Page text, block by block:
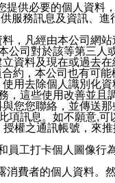
供必要的個人資料
服務訊息及資訊、
，凡經由本公司網
司對於該等第三人
資料及現在或過去
，本公司也有可能
用去除個人識別化
這些使用改善並且
您您聯絡，並傳送
訊息。如不願意,可
權之通訊帳號，來
工打卡個人圖像行
費者的個人資料。